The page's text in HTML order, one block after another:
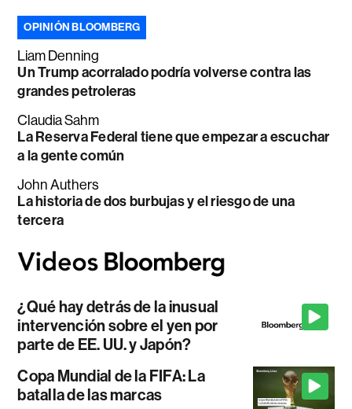
OPINIÓN BLOOMBERG
Liam Denning
Un Trump acorralado podría volverse contra las
grandes petroleras
Claudia Sahm
La Reserva Federal tiene que empezar a escuchar
a la gente común
John Authers
La historia de dos burbujas y el riesgo de una
tercera
¿Qué hay detrás de la inusual
intervención sobre el yen por
parte de EE. UU. y Japón?
Copa Mundial de la FIFA: La
batalla de las marcas